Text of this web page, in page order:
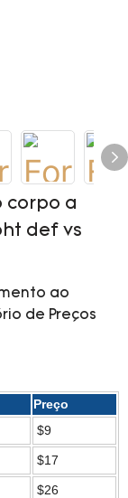
corpo a
def vs
ao
de Preços
Preço
$9
$17
$26